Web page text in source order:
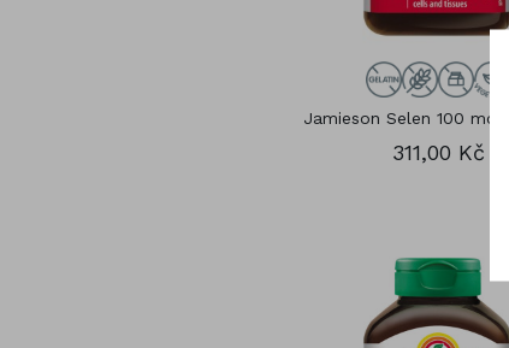
Jamieson Selen 100
311,00 Kč